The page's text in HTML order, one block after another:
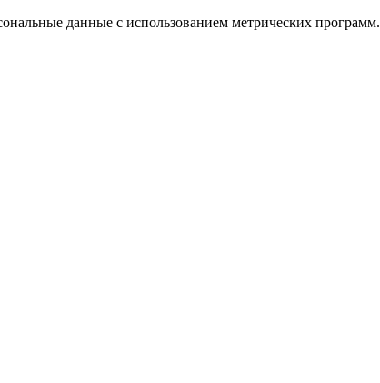
данные с использованием метрических программ.